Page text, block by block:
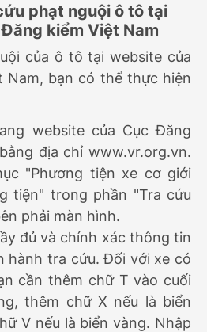
phạt nguội ô tô tại
kiểm Việt Nam
của ô tô tại website của
Nam, bạn có thể thực hiện
website của Cục Đăng
địa chỉ www.vr.org.vn.
"Phương tiện xe cơ giới
tiện" trong phần "Tra cứu
phải màn hình.
đủ và chính xác thông tin
hành tra cứu. Đối với xe có
cần thêm chữ T vào cuối
thêm chữ X nếu là biển
V nếu là biển vàng. Nhập